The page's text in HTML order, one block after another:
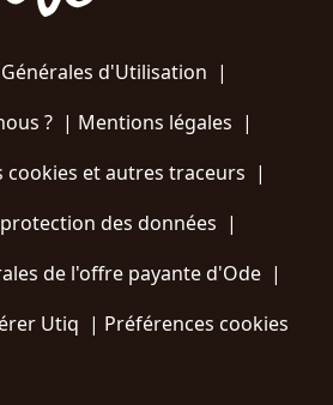
d'Utilisation |
?| Mentions légales |
cookies et autres traceurs |
des données |
de l'offre payante d'Ode |
Utiq | Préférences cookies